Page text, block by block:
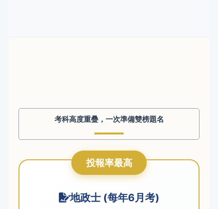
考科高度重疊，一次準備雙榜題名
投報率最高
地政士 (每年6月考)